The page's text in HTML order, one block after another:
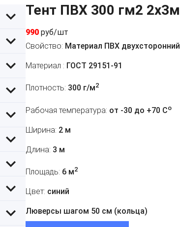
Тент ПВХ 300 гм2 2х3м
990 руб/шт
Свойство: Материал ПВХ двухсторонний
Материал : ГОСТ 29151-91
Плотность: 300 г/м2
Рабочая температура: от -30 до +70 Co
Ширина: 2 м
Длина: 3 м
Площадь: 6 м2
Цвет: синий
Люверсы шагом 50 см (кольца)